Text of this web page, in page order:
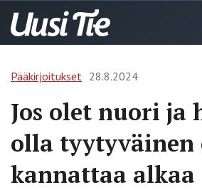
Pääkirjoitukset 28.8.2024
Jos olet nuori ja
olla tyytyväinen
kannattaa alkaa